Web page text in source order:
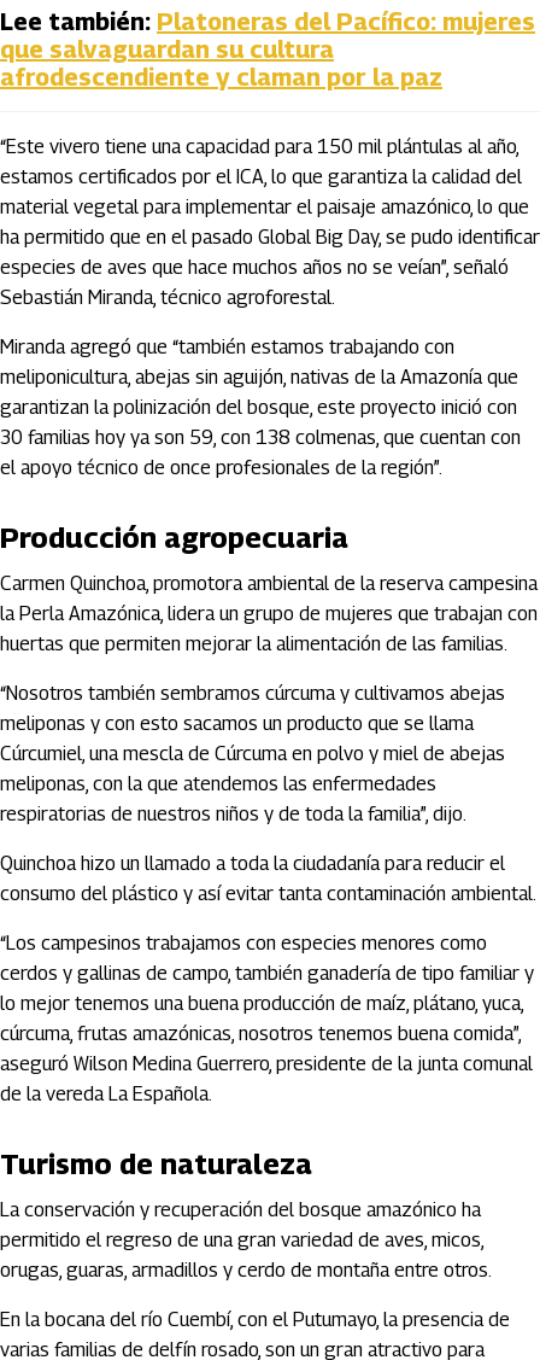
Lee también: Platoneras del Pacífico: mujeres
que salvaguardan su cultura
afrodescendiente y claman por la paz
“Este vivero tiene una capacidad para 150 mil plántulas al año,
estamos certificados por el ICA, lo que garantiza la calidad del
material vegetal para implementar el paisaje amazónico, lo que
ha permitido que en el pasado Global Big Day, se pudo identificar
especies de aves que hace muchos años no se veían”, señaló
Sebastián Miranda, técnico agroforestal.
Miranda agregó que “también estamos trabajando con
meliponicultura, abejas sin aguijón, nativas de la Amazonía que
garantizan la polinización del bosque, este proyecto inició con
30 familias hoy ya son 59, con 138 colmenas, que cuentan con
el apoyo técnico de once profesionales de la región”.
Producción agropecuaria
Carmen Quinchoa, promotora ambiental de la reserva campesina
la Perla Amazónica, lidera un grupo de mujeres que trabajan con
huertas que permiten mejorar la alimentación de las familias.
“Nosotros también sembramos cúrcuma y cultivamos abejas
meliponas y con esto sacamos un producto que se llama
Cúrcumiel, una mescla de Cúrcuma en polvo y miel de abejas
meliponas, con la que atendemos las enfermedades
respiratorias de nuestros niños y de toda la familia”, dijo.
Quinchoa hizo un llamado a toda la ciudadanía para reducir el
consumo del plástico y así evitar tanta contaminación ambiental.
“Los campesinos trabajamos con especies menores como
cerdos y gallinas de campo, también ganadería de tipo familiar y
lo mejor tenemos una buena producción de maíz, plátano, yuca,
cúrcuma, frutas amazónicas, nosotros tenemos buena comida”,
aseguró Wilson Medina Guerrero, presidente de la junta comunal
de la vereda La Española.
Turismo de naturaleza
La conservación y recuperación del bosque amazónico ha
permitido el regreso de una gran variedad de aves, micos,
orugas, guaras, armadillos y cerdo de montaña entre otros.
En la bocana del río Cuembí, con el Putumayo, la presencia de
varias familias de delfín rosado, son un gran atractivo para